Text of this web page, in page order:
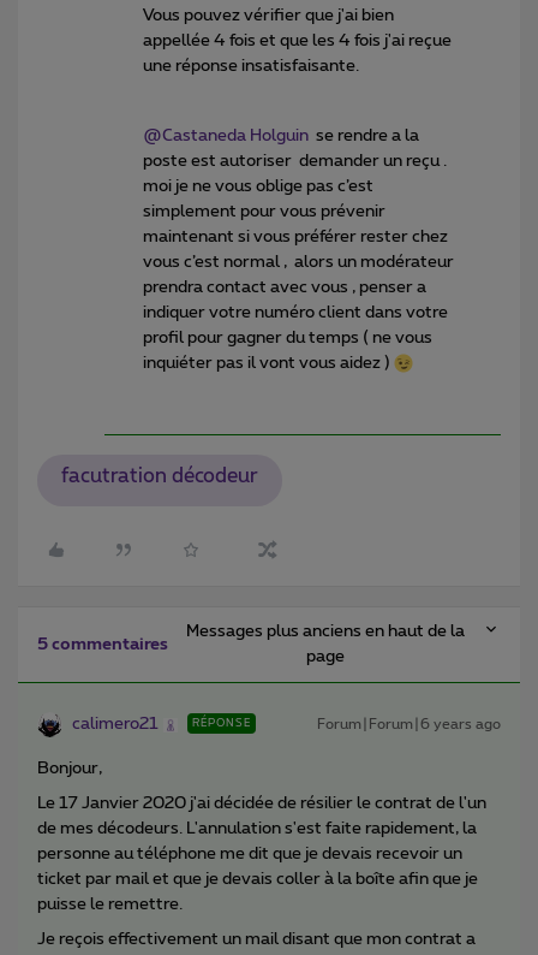
Vous pouvez vérifier que j'ai bien
appellée 4 fois et que les 4 fois j'ai reçue
une réponse insatisfaisante.
@Castaneda Holguin se rendre a la
poste est autoriser demander un reçu .
moi je ne vous oblige pas c’est
simplement pour vous prévenir
maintenant si vous préférer rester chez
vous c’est normal , alors un modérateur
prendra contact avec vous , penser a
indiquer votre numéro client dans votre
profil pour gagner du temps ( ne vous
inquiéter pas il vont vous aidez )
facutration décodeur
5 commentaires
Messages plus anciens en haut de la
page
calimero21 RÉPONSE Forum|Forum|6 years ago
Bonjour,
Le 17 Janvier 2020 j'ai décidée de résilier le contrat de l'un
de mes décodeurs. L'annulation s'est faite rapidement, la
personne au téléphone me dit que je devais recevoir un
ticket par mail et que je devais coller à la boîte afin que je
puisse le remettre.
Je reçois effectivement un mail disant que mon contrat a